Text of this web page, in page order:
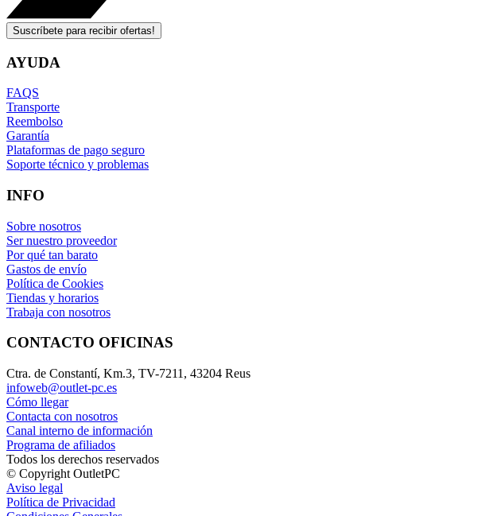
Suscríbete para recibir ofertas!
AYUDA
FAQS
Transporte
Reembolso
Garantía
Plataformas de pago seguro
Soporte técnico y problemas
INFO
Sobre nosotros
Ser nuestro proveedor
Por qué tan barato
Gastos de envío
Política de Cookies
Tiendas y horarios
Trabaja con nosotros
CONTACTO OFICINAS
Ctra. de Constantí, Km.3, TV-7211, 43204 Reus
infoweb@outlet-pc.es
Cómo llegar
Contacta con nosotros
Canal interno de información
Programa de afiliados
Todos los derechos reservados
© Copyright OutletPC
Aviso legal
Política de Privacidad